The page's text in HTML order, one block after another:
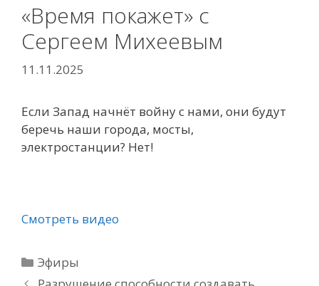
«Время покажет» с
Сергеем Михеевым
11.11.2025
Если Запад начнёт войну с нами, они будут
беречь наши города, мосты,
электростанции? Нет!
Смотреть видео
Рубрики
Эфиры